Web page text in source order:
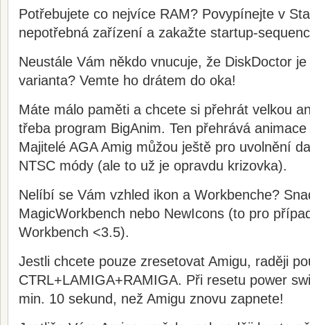
Potřebujete co nejvíce RAM? Povypínejte v
nepotřebná zařízení a zakažte startup-
Neustále Vám někdo vnucuje, že DiskDoctor
varianta? Vemte ho drátem do oka!
Máte málo paměti a chcete si přehrát velkou
třeba program BigAnim. Ten přehrává
Majitelé AGA Amig můžou ještě pro uvolnění
NTSC módy (ale to už je opravdu krizovka).
Nelíbí se Vám vzhled ikon a Workbenche?
MagicWorkbench nebo NewIcons (to pro
Workbench <3.5).
Jestli chcete pouze zresetovat Amigu, raději
CTRL+LAMIGA+RAMIGA. Při resetu power
min. 10 sekund, než Amigu znovu zapnete!